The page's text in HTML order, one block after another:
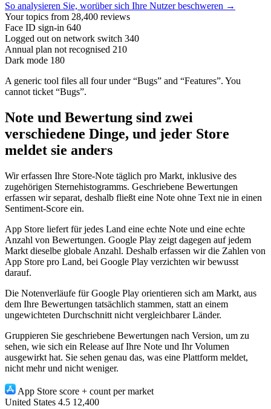
So analysieren Sie, worüber sich Ihre Nutzer beschweren →
Your topics from 28,400 reviews
Face ID sign-in 640
Logged out on network switch 340
Annual plan not recognised 210
Dark mode 180
A generic tool files all four under “Bugs” and “Features”. You
cannot ticket “Bugs”.
Note und Bewertung sind zwei
verschiedene Dinge, und jeder Store
meldet sie anders
Wir erfassen Ihre Store-Note täglich pro Markt, inklusive des
zugehörigen Sternehistogramms. Geschriebene Bewertungen
erfassen wir separat, deshalb fließt eine Note ohne Text nie in einen
Sentiment-Score ein.
App Store liefert für jedes Land eine echte Note und eine echte
Anzahl von Bewertungen. Google Play zeigt dagegen auf jedem
Markt dieselbe globale Anzahl. Deshalb erfassen wir die Zahlen von
App Store pro Land, bei Google Play verzichten wir bewusst
darauf.
Die Notenverläufe für Google Play orientieren sich am Markt, aus
dem Ihre Bewertungen tatsächlich stammen, statt an einem
ungewichteten Durchschnitt nicht vergleichbarer Länder.
Gruppieren Sie geschriebene Bewertungen nach Version, um zu
sehen, wie sich ein Release auf Ihre Note und Ihr Volumen
ausgewirkt hat. Sie sehen genau das, was eine Plattform meldet,
nicht mehr und nicht weniger.
App Store score + count per market
United States 4.5 12,400